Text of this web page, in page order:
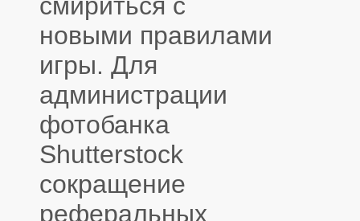
смириться с
новыми правилами
игры. Для
администрации
фотобанка
Shutterstock
сокращение
реферальных